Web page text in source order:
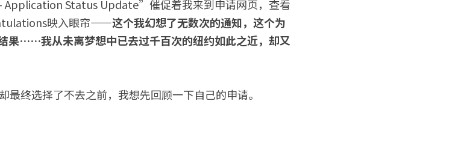
映入眼帘——这个我幻想了无数次的通知， 这个为
结果……我从未离梦想中已去过千百次的纽约如此之近，却又
终选择了不去之前，我想先回顾一下自己的申请。